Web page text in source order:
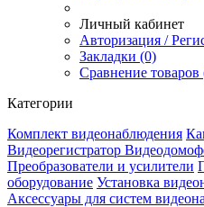
Личный кабинет
Авторизация /
Закладки (0)
Сравнение товаров
Категории
Комплект видеонаблюдения
Видеорегистратор
Преобразователи и усилители
оборудование Установка
Аксессуары для систем